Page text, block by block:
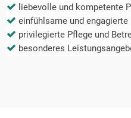
liebevolle und kompetente
einfühlsame und
privilegierte Pflege und
besonderes